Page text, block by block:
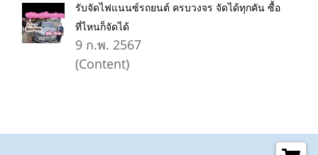
รับจัดไฟแนนซ์รถยนต์ ครบวงจร จัดได้ทุกคัน ซื้อ
ที่ไหนก็จัดได้
9 ก.พ. 2567
(Content)